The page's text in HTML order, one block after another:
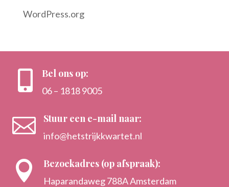
WordPress.org
 Bel ons op:
06 – 1818 9005
 Stuur een e-mail naar:
info@hetstrijkkwartet.nl
 Bezoekadres (op afspraak):
Haparandaweg 788A Amsterdam